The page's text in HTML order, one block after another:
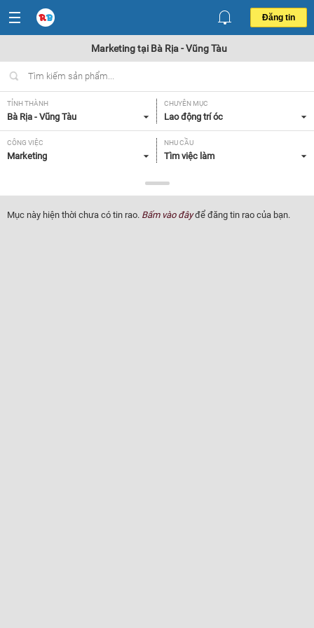
Đăng tin
Marketing tại Bà Rịa - Vũng Tàu
TỈNH THÀNH
Bà Rịa - Vũng Tàu
CHUYÊN MỤC
Lao động trí óc
CÔNG VIỆC
Marketing
NHU CẦU
Tìm việc làm
Tất cả
Mục này hiện thời chưa có tin rao. Bấm vào đâyđể đăng tin rao của bạn.